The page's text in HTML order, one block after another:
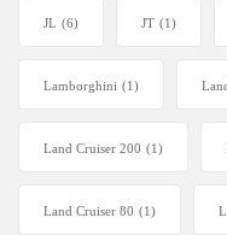
JL (6) JT (1)
Lamborghini (1)
Land Cruiser 200 (1)
Land Cruiser 80 (1)